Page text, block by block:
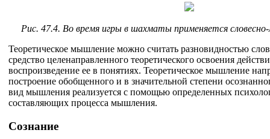
Рис. 47.4. Во время игры в шахматы применяется
Теоретическое мышление можно считать разновидностью
средство целенаправленного теоретического освоения
воспроизведение ее в понятиях. Теоретическое мышление
построение обобщенного и в значительной степени
вид мышления реализуется с помощью определенных
составляющих процесса мышления.
Сознание